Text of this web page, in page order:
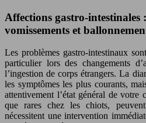
Affections gastro-intestinales
vomissements et
Les problèmes gastro-intestinaux
particulier lors des changements
l’ingestion de corps étrangers. La
les symptômes les plus courants,
attentivement l’état général de votre
que rares chez les chiots,
nécessitent une intervention